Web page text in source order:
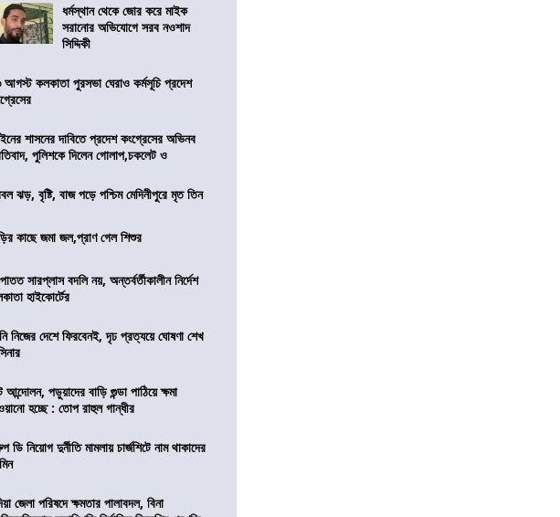
ধর্মস্থান থেকে জোর করে মাইক
সরানোর অভিযোগে সরব নওশাদ
সিদ্দিকী
আগস্ট কলকাতা পুরসভা ঘেরাও কর্মসূচি প্রদেশ
শাসনের দাবিতে প্রদেশ কংগ্রেসের অভিনব
পুলিশকে দিলেন গোলাপ,চকলেট ও
ঝড়, বৃষ্টি, বাজ পড়ে পশ্চিম মেদিনীপুরে মৃত তিন
কাছে জমা জল,প্রাণ গেল শিশুর
সারপ্লাস বদলি নয়, অন্তর্বর্তীকালীন নির্দেশ
হাইকোর্টের
নিজের দেশে ফিরবেনই, দৃঢ প্রত্যয়ে ঘোষণা শেখ
আন্দোলন, পড়ুয়াদের বাড়ি গুন্ডা পাঠিয়ে ক্ষমা
হচ্ছে : তোপ রাহুল গান্ধীর
ডি নিয়োগ দুর্নীতি মামলায় চার্জশিটে নাম থাকাদের
জেলা পরিষদে ক্ষমতার পালাবদল, বিনা